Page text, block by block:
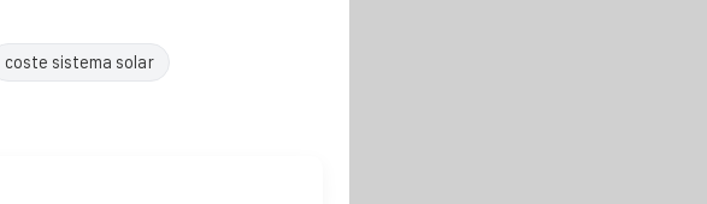
coste sistema solar